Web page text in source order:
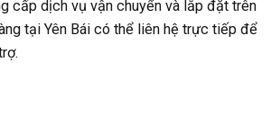
cấp dịch vụ vận chuyển và lắp đặt trên
tại Yên Bái có thể liên hệ trực tiếp để